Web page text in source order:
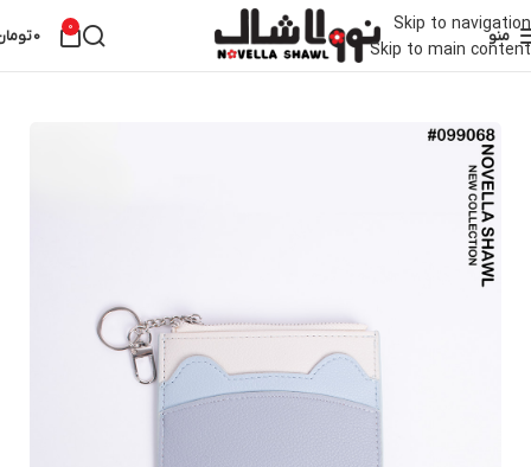
Skip to navigation
Skip to main content
منو 0
0
خانه کیف جاکارتی